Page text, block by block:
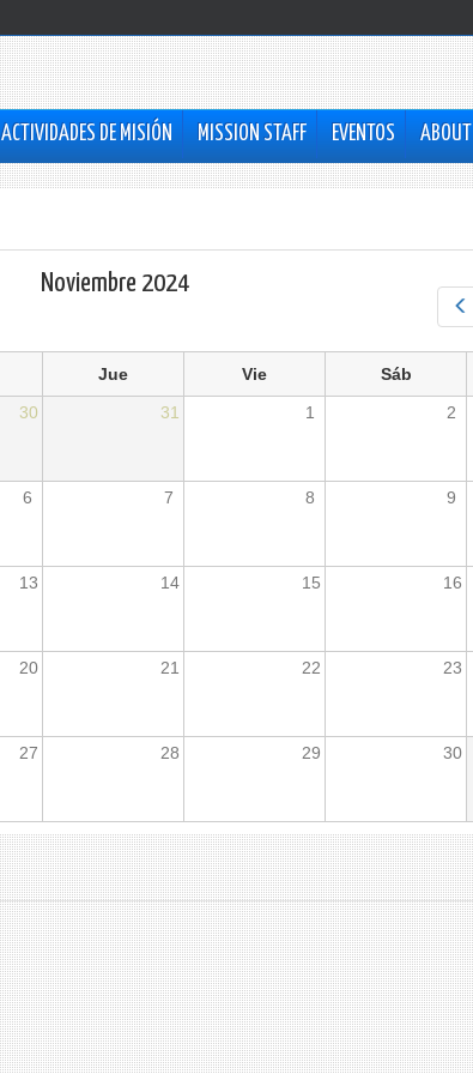
ACTIVIDADES DE MISIÓN MISSION STAFF EVENTOS ABOUT
Noviembre 2024
Jue Vie Sáb
30 31 1 2
6 7 8 9
13 14 15 16
20 21 22 23
27 28 29 30